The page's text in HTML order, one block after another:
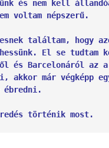
és nem kell
voltam népszerű.
találtam, hogy
El se tudtam
és Barcelonáról
már végképp egy
ébredni.
történik most.